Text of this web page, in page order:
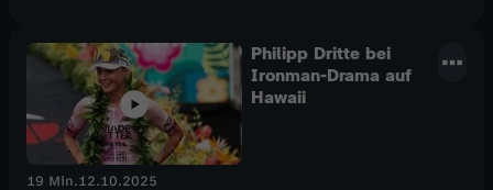
Philipp Dritte bei
Ironman-Drama auf
Hawaii
19 Min.12.10.2025